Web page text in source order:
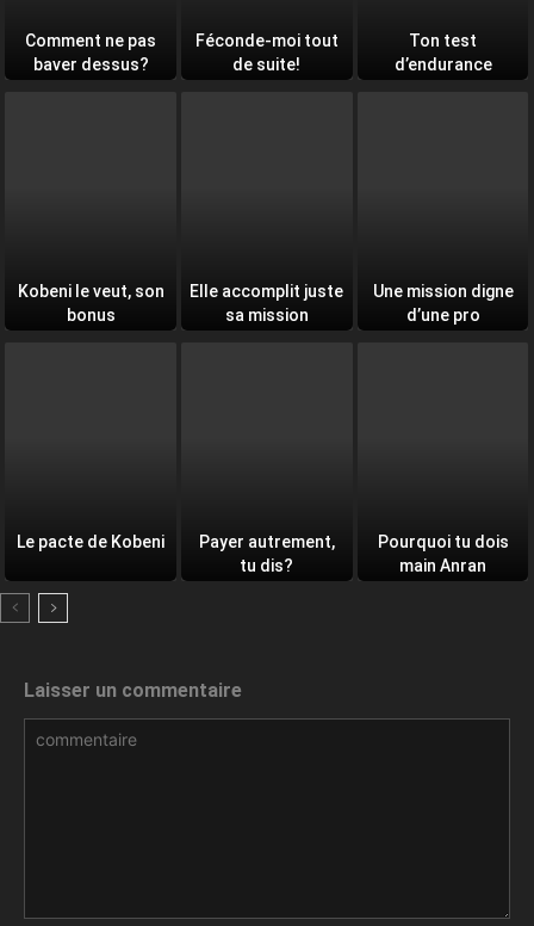
Comment ne pas
baver dessus?
Féconde-moi tout
de suite!
Ton test
d’endurance
Kobeni le veut, son
bonus
Elle accomplit juste
sa mission
Une mission digne
d’une pro
Le pacte de Kobeni
Payer autrement,
tu dis?
Pourquoi tu dois
main Anran
Laisser un commentaire